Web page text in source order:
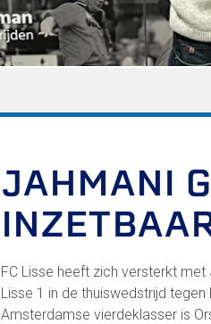
JAHMANI
FC Lisse heeft zich versterkt
Lisse 1 in de thuiswedstrijd
Amsterdamse vierdeklasser is